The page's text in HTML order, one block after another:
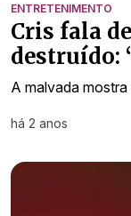
ENTRETENIMENTO
Cris fala
destruído:
A malvada
há 2 anos